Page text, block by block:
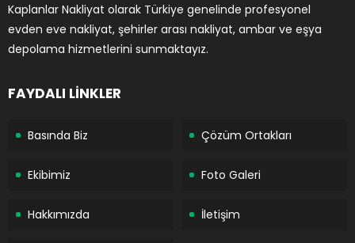
Kaplanlar Nakliyat olarak Türkiye genelinde profesyonel
evden eve nakliyat, şehirler arası nakliyat, ambar ve eşya
depolama hizmetlerini sunmaktayız.
FAYDALI LİNKLER
Basında Biz Çözüm Ortakları
Ekibimiz Foto Galeri
Hakkımızda İletişim